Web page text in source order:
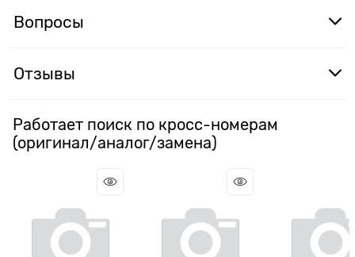
Вопросы
Отзывы
Работает поиск по кросс-номерам
(оригинал/аналог/замена)